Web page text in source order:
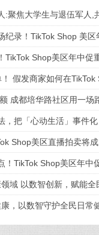
:聚焦大学生与退伍军人,
纪录！TikTok Shop 美
TikTok Shop美区年中促
假发商家如何在TikTok
成都培华路社区用一场
，把「心动生活」事件化
Shop美区直播拍卖将
！TikTok Shop美区年中
域 以数智创新，赋能全
，以数智守护全民日常